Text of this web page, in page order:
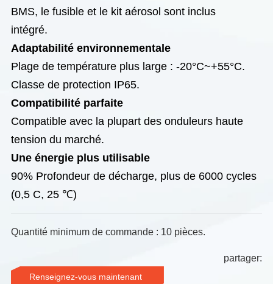
BMS, le fusible et le kit aérosol sont inclus
intégré.
Adaptabilité environnementale
Plage de température plus large : -20°C~+55°C.
Classe de protection IP65.
Compatibilité parfaite
Compatible avec la plupart des onduleurs haute
tension du marché.
Une énergie plus utilisable
90% Profondeur de décharge, plus de 6000 cycles
(0,5 C, 25 ℃)
Quantité minimum de commande : 10 pièces.
partager:
Renseignez-vous maintenant